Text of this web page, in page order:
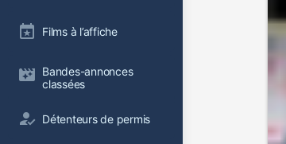
Films à l’affiche
Bandes-annonces
classées
Détenteurs de permis